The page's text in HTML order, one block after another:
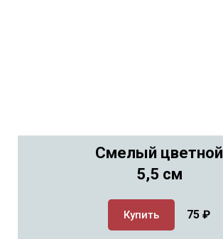
Смелый цветной
5,5 см
Купить 75 ₽